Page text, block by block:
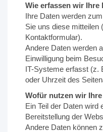
Wie erfassen wir Ihre
Ihre Daten werden
Sie uns diese mitteilen
Kontaktformular).
Andere Daten werden
Einwilligung beim
IT-Systeme erfasst (z.
oder Uhrzeit des
Wofür nutzen wir
Ein Teil der Daten wird
Bereitstellung der
Andere Daten können